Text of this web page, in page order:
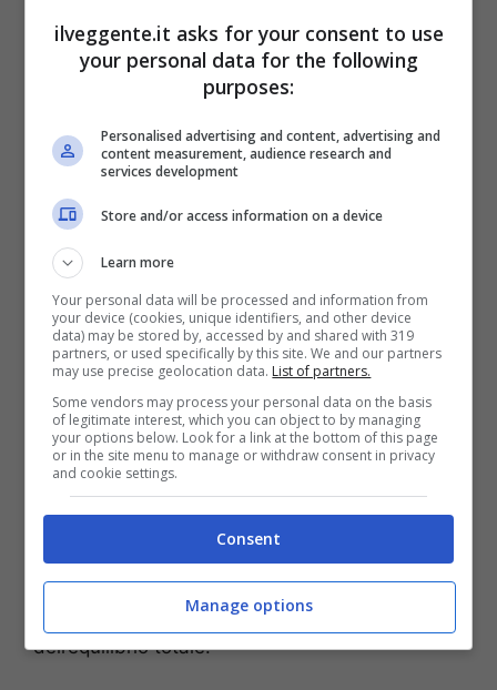
FastBet
BONUS BENVENUTO FASTBET
scommesse
Inserisci il codice BONUSBET in fase di registrazione:
50€ di Bonus reale
Mostra Informazioni
Il pronostico
La sensazione è che gli elvetici lasceranno
innescare le ripartenze dei loro velocisti non
appena verrà recuperata la sfera. Se la Svizzera
riuscirà a mantenere le linee molto strette, la
gara scivolerà inevitabilmente verso i binari
dell’equilibrio totale.
ilveggente.it asks for your consent to use
your personal data for the following
purposes:
Personalised advertising and content, advertising and
content measurement, audience research and
services development
Store and/or access information on a device
Learn more
Your personal data will be processed and information from
your device (cookies, unique identifiers, and other device
data) may be stored by, accessed by and shared with 319
partners, or used specifically by this site. We and our partners
may use precise geolocation data. List of partners.
Some vendors may process your personal data on the basis
of legitimate interest, which you can object to by managing
your options below. Look for a link at the bottom of this page
or in the site menu to manage or withdraw consent in privacy
and cookie settings.
Consent
Manage options